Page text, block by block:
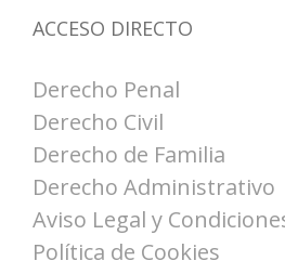
ACCESO DIRECTO
Derecho Penal
Derecho Civil
Derecho de Familia
Derecho Administrativo
Aviso Legal y
Política de Cookies